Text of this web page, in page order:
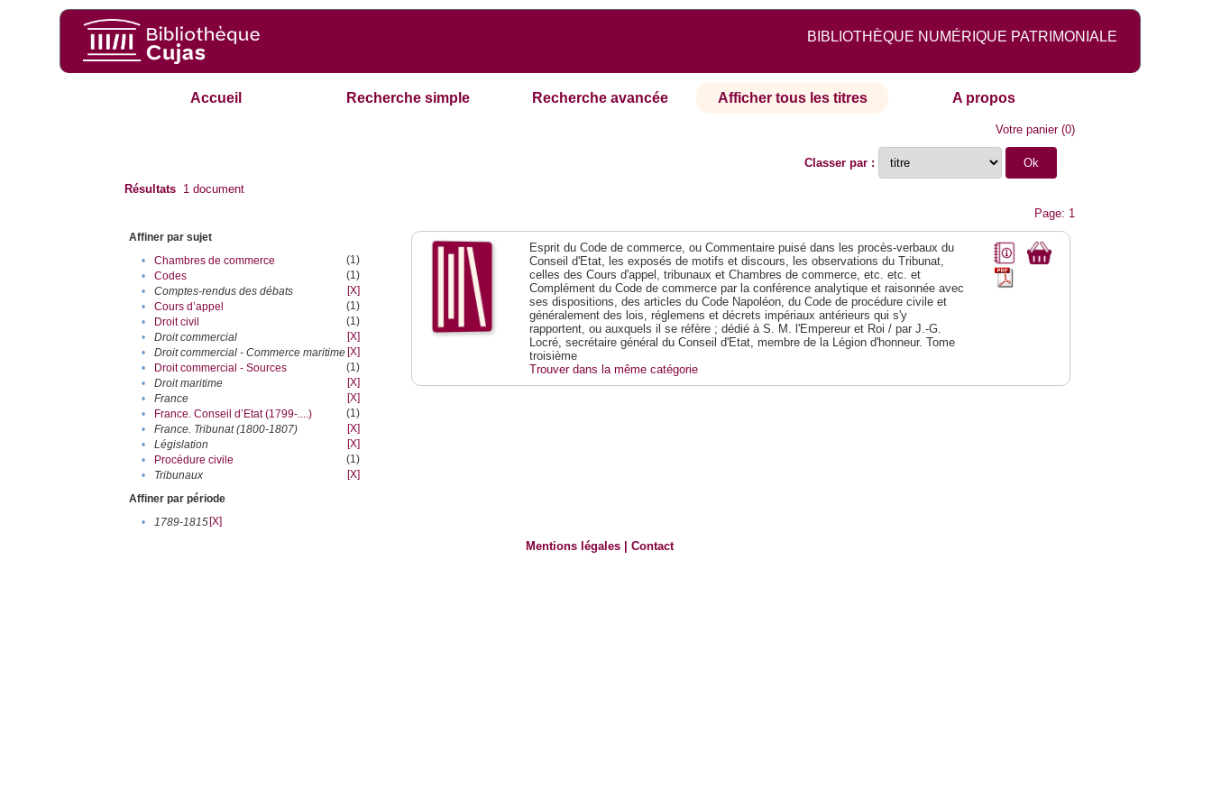
BIBLIOTHÈQUE NUMÉRIQUE PATRIMONIALE
Accueil Recherche simple Recherche avancée Afficher tous les titres A propos
Votre panier(0)
Classer par :
Résultats 1 document
Page: 1
Affiner par sujet
•
Chambres de commerce
(1)
•
Codes
(1)
•
Comptes-rendus des débats
[X]
•
Cours d’appel
(1)
•
Droit civil
(1)
•
Droit commercial
[X]
•
Droit commercial - Commerce maritime [X]
•
Droit commercial - Sources
(1)
•
Droit maritime
[X]
•
France
[X]
•
France. Conseil d’Etat (1799-....)
(1)
•
France. Tribunat (1800-1807)
[X]
•
Législation
[X]
•
Procédure civile
(1)
•
Tribunaux
[X]
Affiner par période
•
1789-1815[X]
Esprit du Code de commerce, ou Commentaire puisé dans les procès-verbaux du
Conseil d'Etat, les exposés de motifs et discours, les observations du Tribunat,
celles des Cours d'appel, tribunaux et Chambres de commerce, etc. etc. et
Complément du Code de commerce par la conférence analytique et raisonnée avec
ses dispositions, des articles du Code Napoléon, du Code de procédure civile et
généralement des lois, réglemens et décrets impériaux antérieurs qui s'y
rapportent, ou auxquels il se réfère ; dédié à S. M. l'Empereur et Roi / par J.-G.
Locré, secrétaire général du Conseil d'Etat, membre de la Légion d'honneur. Tome
troisième
Trouver dans la même catégorie
Mentions légales |Contact